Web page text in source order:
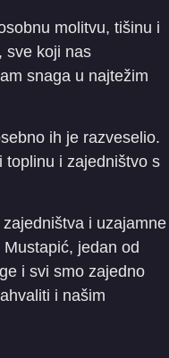
molitvu, tišinu i
sve koji nas
snaga u najtežim
ih je razveselio.
toplinu i zajedništvo s
i uzajamne
jedan od
i svi smo zajedno
i našim